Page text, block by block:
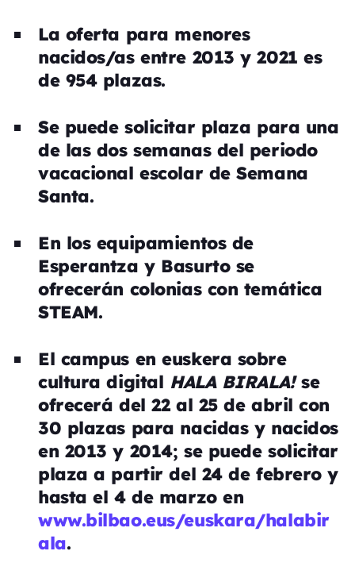
La oferta para menores
nacidos/as entre 2013 y 2021 es
de 954 plazas.
Se puede solicitar plaza para una
de las dos semanas del periodo
vacacional escolar de Semana
Santa.
En los equipamientos de
Esperantza y Basurto se
ofrecerán colonias con temática
STEAM.
El campus en euskera sobre
cultura digital HALA BIRALA!se
ofrecerá del 22 al 25 de abril con
30 plazas para nacidas y nacidos
en 2013 y 2014; se puede solicitar
plaza a partir del 24 de febrero y
hasta el 4 de marzo en
www.bilbao.eus/euskara/halabir
ala.